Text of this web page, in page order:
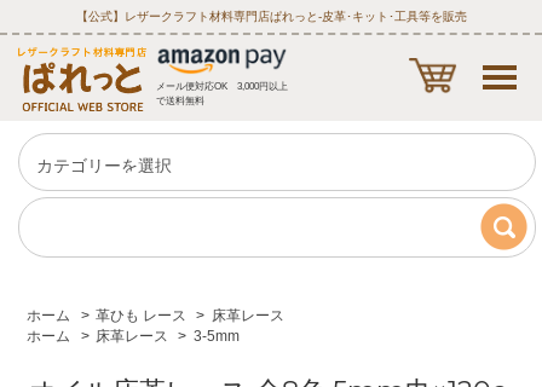
【公式】レザークラフト材料専門店ぱれっと‐皮革･キット･工具等を販売
メール便対応OK 3,000円以上
で送料無料
ホーム > 革ひも レース > 床革レース
ホーム
> 床革レース > 3-5mm